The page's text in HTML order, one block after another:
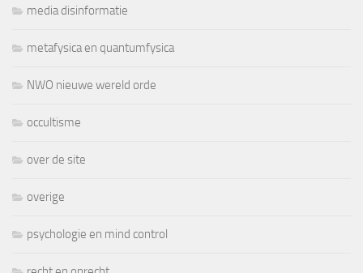
media disinformatie
metafysica en quantumfysica
NWO nieuwe wereld orde
occultisme
over de site
overige
psychologie en mind control